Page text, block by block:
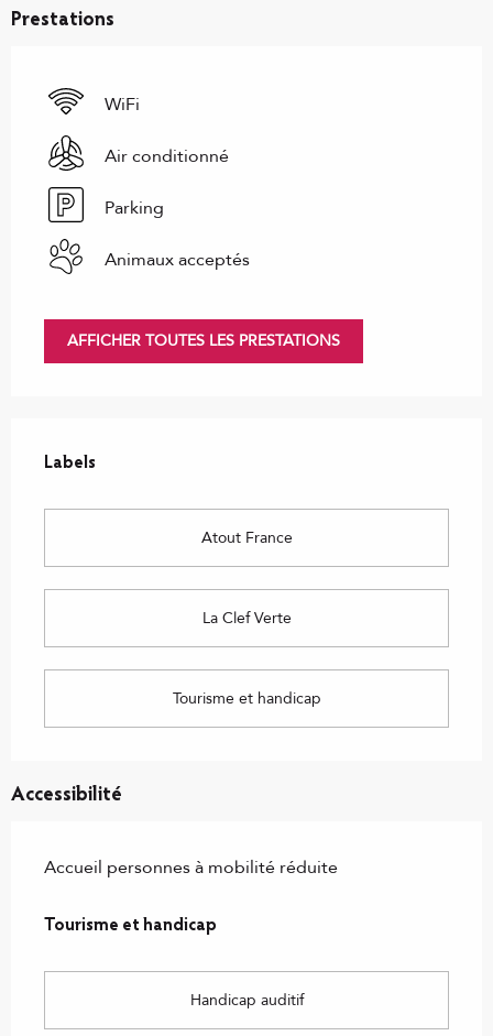
Prestations
WiFi
Air conditionné
Parking
Animaux acceptés
AFFICHER TOUTES LES PRESTATIONS
Labels
Labels
Atout France
La Clef Verte
Tourisme et handicap
Accessibilité
Accueil personnes à mobilité réduite
Tourisme et handicap
Tourisme et handicap
Handicap auditif